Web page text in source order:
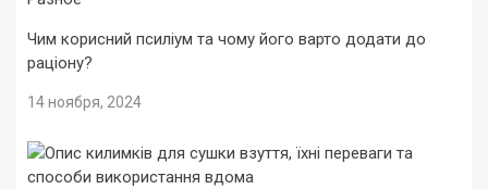
Чим корисний псиліум та чому його варто додати до
раціону?
14 ноября, 2024